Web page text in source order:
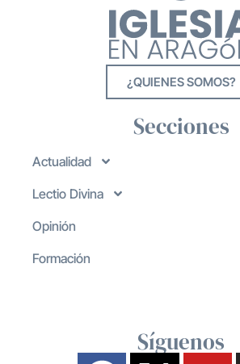
¿QUIENES SOMOS?
Secciones
Actualidad
Lectio Divina
Opinión
Formación
Síguenos